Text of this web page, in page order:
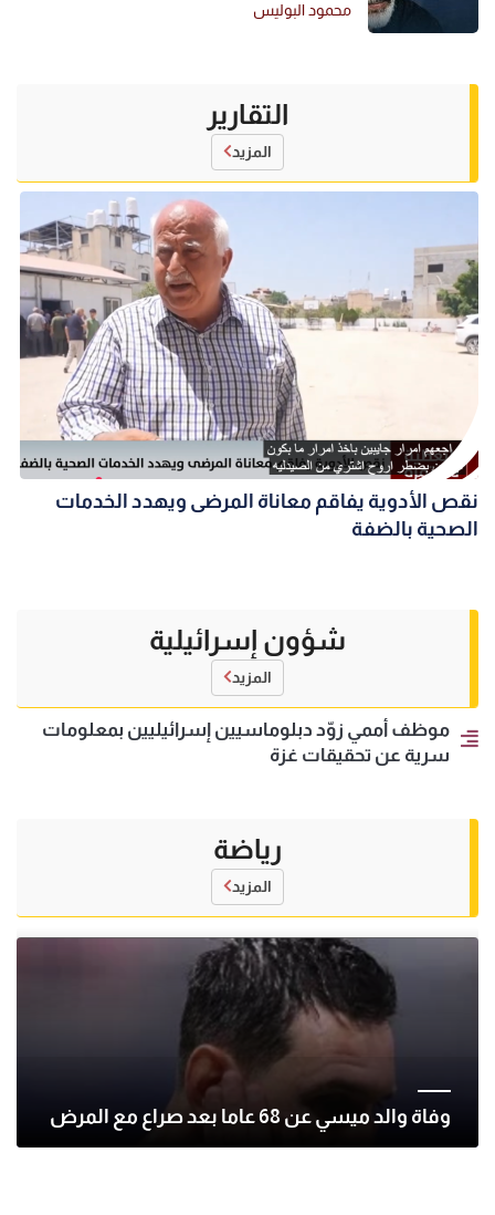
محمود البوليس
التقارير
المزيد
نقص الأدوية يفاقم معاناة المرضى ويهدد الخدمات
الصحية بالضفة
شؤون إسرائيلية
المزيد
موظف أممي زوّد دبلوماسيين إسرائيليين بمعلومات
سرية عن تحقيقات غزة
رياضة
المزيد
وفاة والد ميسي عن 68 عاما بعد صراع مع المرض